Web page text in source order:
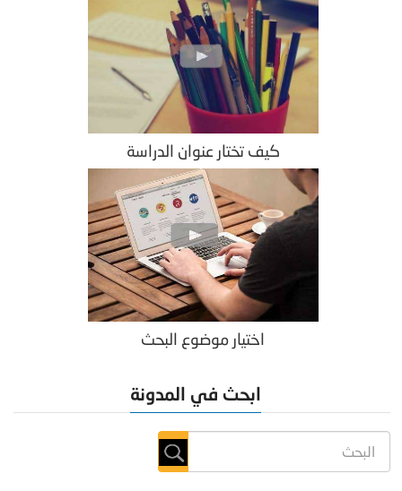
كيف تختار عنوان الدراسة
اختيار موضوع البحث
ابحث في المدونة